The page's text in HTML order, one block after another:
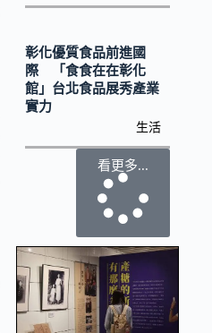
彰化優質食品前進國
際 「食食在在彰化
館」台北食品展秀產業
實力
生活
看更多...